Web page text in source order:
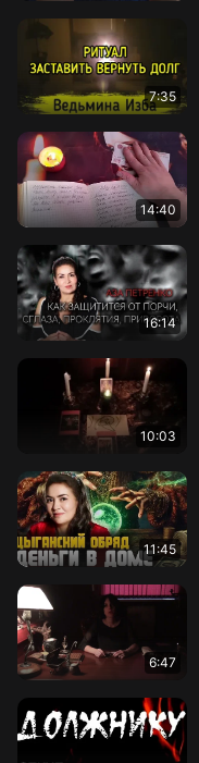
7:35
14:40
16:14
10:03
11:45
6:47